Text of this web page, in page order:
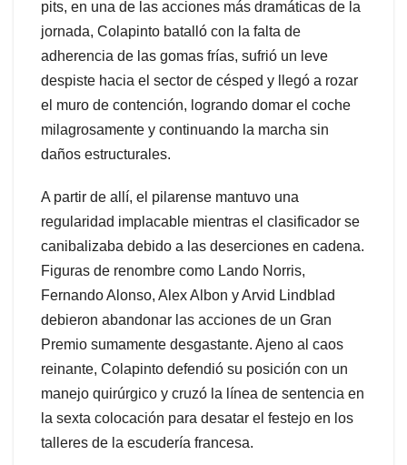
pits, en una de las acciones más dramáticas de la
jornada, Colapinto batalló con la falta de
adherencia de las gomas frías, sufrió un leve
despiste hacia el sector de césped y llegó a rozar
el muro de contención, logrando domar el coche
milagrosamente y continuando la marcha sin
daños estructurales.
A partir de allí, el pilarense mantuvo una
regularidad implacable mientras el clasificador se
canibalizaba debido a las deserciones en cadena.
Figuras de renombre como Lando Norris,
Fernando Alonso, Alex Albon y Arvid Lindblad
debieron abandonar las acciones de un Gran
Premio sumamente desgastante. Ajeno al caos
reinante, Colapinto defendió su posición con un
manejo quirúrgico y cruzó la línea de sentencia en
la sexta colocación para desatar el festejo en los
talleres de la escudería francesa.